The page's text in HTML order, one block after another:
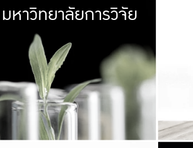
มหาวิทยาลัย
เกษตรศาสตร์ มีพื้นที่เขียวสดใส หนาแน่น
เป็นป่าในเมือง (URBAN FOREST)
เกษตรในเมือง (URBAN AGRICULTURE)
ที่นับรวมกันได้ประมาณ 1,400 ไร่
มหาวิทยาลัยการวิจัย